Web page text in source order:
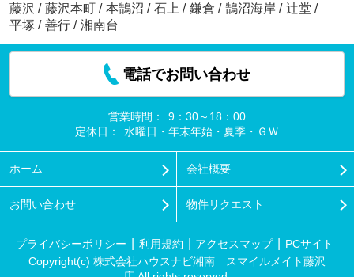
藤沢 / 藤沢本町 / 本鵠沼 / 石上 / 鎌倉 / 鵠沼海岸 / 辻堂 /
平塚 / 善行 / 湘南台
電話でお問い合わせ
営業時間：
9：30～18：00
定休日：
水曜日・年末年始・夏季・ＧＷ
ホーム 会社概要
お問い合わせ 物件リクエスト
プライバシーポリシー 利用規約 アクセスマップ
PCサイト
Copyright(c) 株式会社ハウスナビ湘南 スマイルメイト藤沢